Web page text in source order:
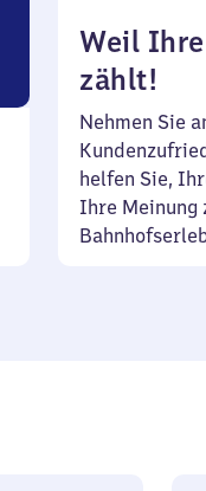
Weil
zählt!
Nehmen Sie
helfen Sie,
Ihre Meinung